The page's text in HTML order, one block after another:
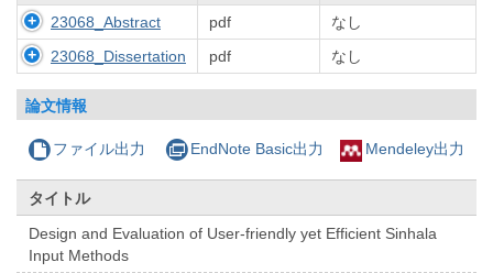
23068_Abstract pdf
なし
23068_Dissertation
pdf なし
論文情報
ファイル出力 EndNote Basic出力 Mendeley出力
タイトル
Design and Evaluation of User-friendly yet Efficient Sinhala
Input Methods